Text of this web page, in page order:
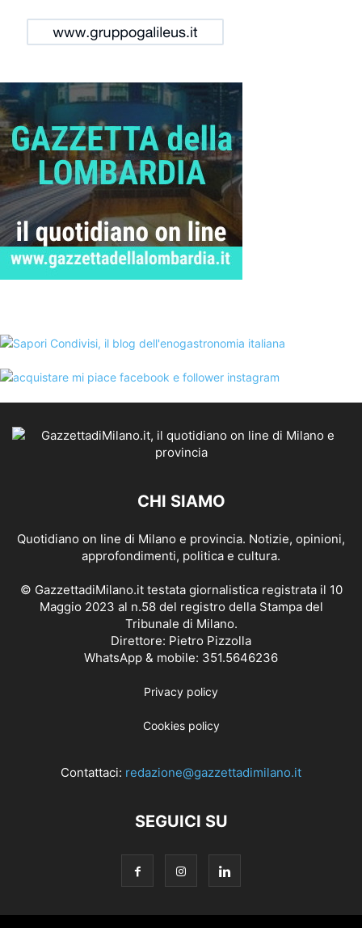
CHI SIAMO
Quotidiano on line di Milano e provincia. Notizie, opinioni,
approfondimenti, politica e cultura.
© GazzettadiMilano.it testata giornalistica registrata il 10
Maggio 2023 al n.58 del registro della Stampa del
Tribunale di Milano.
Direttore: Pietro Pizzolla
WhatsApp & mobile: 351.5646236
Privacy policy
Cookies policy
Contattaci: redazione@gazzettadimilano.it
SEGUICI SU